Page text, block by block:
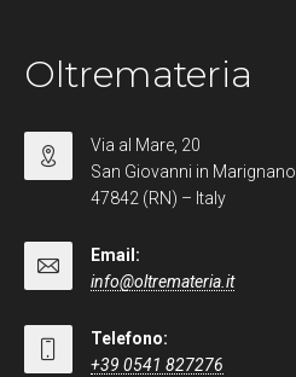
Oltremateria
Via al Mare, 20
San Giovanni in Marignano
47842 (RN) – Italy
Email:
info@oltremateria.it
Telefono:
+39 0541 827276